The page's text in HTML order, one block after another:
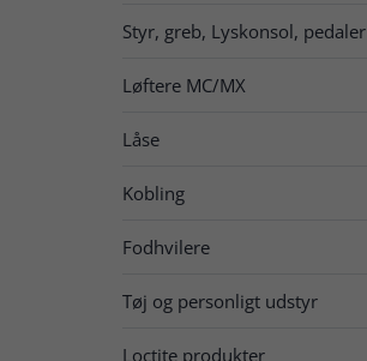
Styr, greb, Lyskonsol, pedaler
Løftere MC/MX
Låse
Kobling
Fodhvilere
Tøj og personligt udstyr
Loctite produkter